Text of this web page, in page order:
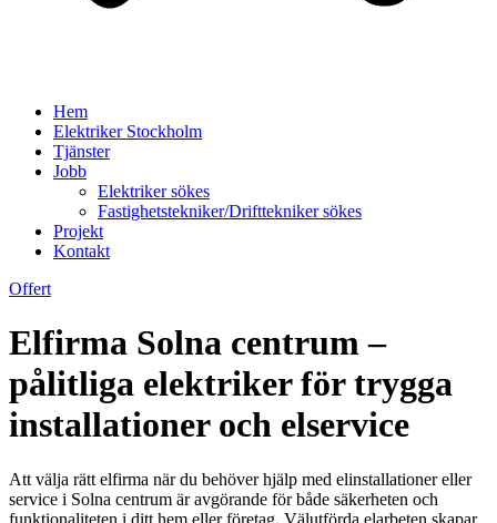
Hem
Elektriker Stockholm
Tjänster
Jobb
Elektriker sökes
Fastighetstekniker/Drifttekniker sökes
Projekt
Kontakt
Offert
Elfirma Solna centrum –
pålitliga elektriker för trygga
installationer och elservice
Att välja rätt elfirma när du behöver hjälp med elinstallationer eller
service i Solna centrum är avgörande för både säkerheten och
funktionaliteten i ditt hem eller företag. Välutförda elarbeten skapar